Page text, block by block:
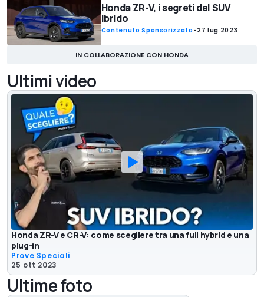
Honda ZR-V, i segreti del SUV
ibrido
Contenuto Sponsorizzato -27 lug 2023
IN COLLABORAZIONE CON HONDA
Ultimi video
Honda ZR-V e CR-V: come scegliere tra una full hybrid e una
plug-in
Prove Speciali
25 ott 2023
Ultime foto